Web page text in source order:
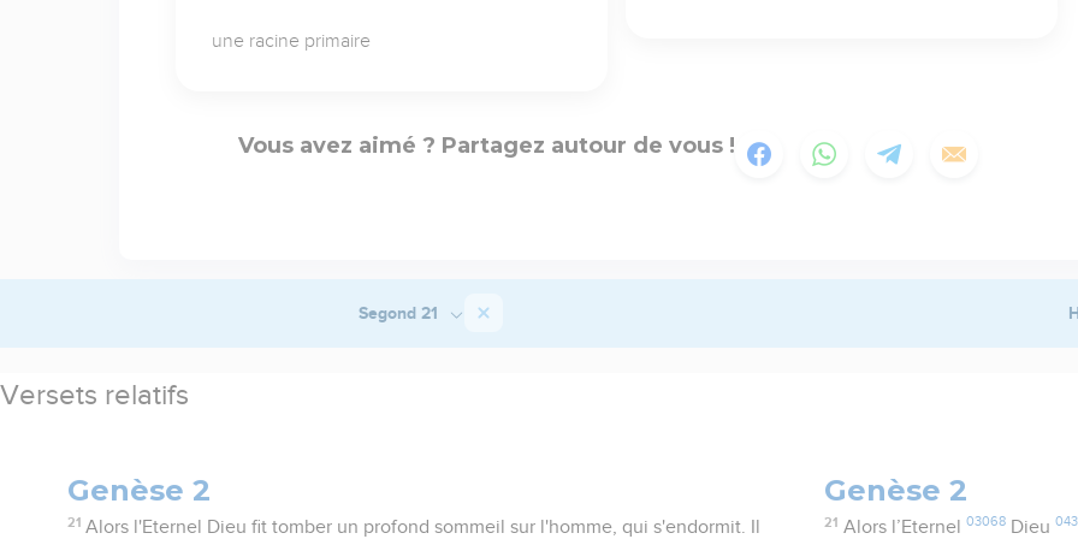
une racine primaire
Vous avez aimé ? Partagez autour de vous !
Segond 21
Versets relatifs
Genèse 2
21 Alors l'Eternel Dieu fit tomber un profond sommeil sur l'homme, qui s'endormit. Il
Genèse 2
21 Alors l’Eternel 03068Dieu